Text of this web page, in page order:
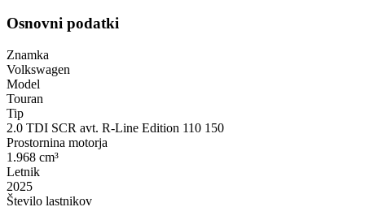
Osnovni podatki
Znamka
Volkswagen
Model
Touran
Tip
2.0 TDI SCR avt. R-Line Edition 110 150
Prostornina motorja
1.968 cm³
Letnik
2025
Število lastnikov